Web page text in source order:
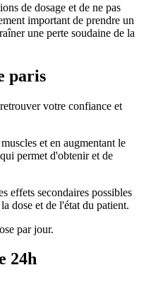
de dosage et de ne pas
important de prendre un
une perte soudaine de la
paris
votre confiance et
et en augmentant le
permet d'obtenir et de
effets secondaires possibles
dose et de l'état du patient.
par jour.
24h